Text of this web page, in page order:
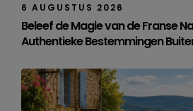
6 AUGUSTUS 2026
Beleef de Magie van de Franse
Authentieke Bestemmingen